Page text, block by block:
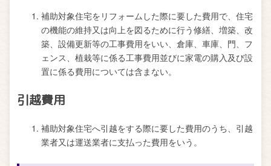
補助対象住宅をリフォームした際に要した費用で、住宅
の機能の維持又は向上を図るために行う修繕、増築、改
築、設備更新等の工事費用をいい、倉庫、車庫、門、フ
ェンス、植栽等に係る工事費用並びに家電の購入及び設
置に係る費用については含まない。
引越費用
補助対象住宅へ引越をする際に要した費用のうち、引越
業者又は運送業者に支払った費用をいう。